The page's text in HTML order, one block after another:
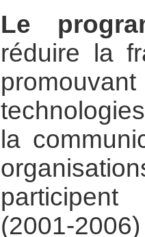
Le
réduire la
la
(2001-